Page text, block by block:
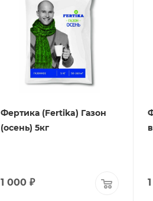
Фертика (Fertika) Газон
(осень) 5кг
1 000 ₽